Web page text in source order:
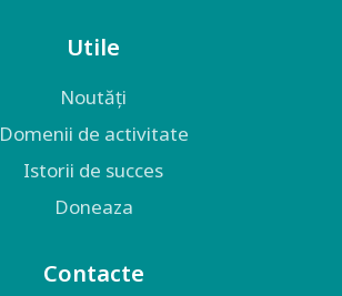
Utile
Noutăți
Domenii de activitate
Istorii de succes
Doneaza
Contacte